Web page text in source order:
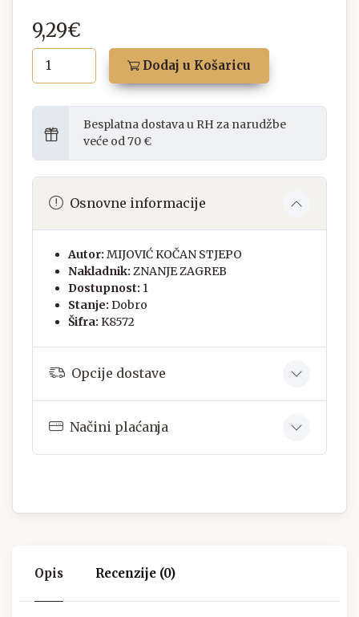
9,29€
Dodaj u Košaricu
Besplatna dostava u RH za narudžbe
veće od 70 €
Osnovne informacije
Autor: MIJOVIĆ KOČAN STJEPO
Nakladnik: ZNANJE ZAGREB
Dostupnost: 1
Stanje: Dobro
Šifra: K8572
Opcije dostave
Načini plaćanja
Opis Recenzije (0)